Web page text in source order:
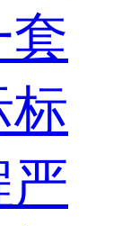
套
标
严